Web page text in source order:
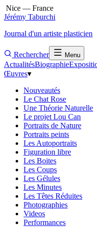
Nice — France
Jérémy Taburchi
Journal d'un artiste plasticien
Rechercher Menu
ActualitésBiographie
Œuvres▾
Nouveautés
Le Chat Rose
Une Théorie Naturelle
Le projet Lou Can
Portraits de Nature
Portraits peints
Les Autoportraits
Figuration libre
Les Boites
Les Coups
Les Gélules
Les Minutes
Les Têtes Réduites
Photographies
Videos
Performances